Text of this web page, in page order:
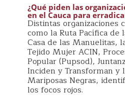
¿Qué piden las
en el Cauca para
Distintas organizaciones
como la Ruta Pacífica de
Casa de las Manuelitas,
Tejido Mujer ACIN,
Popular (Pupsod),
Inciden y Transforman y
Mariposas Negras,
los focos rojos.